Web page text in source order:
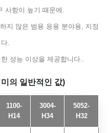
사항이 높기 때문에.
지 않은 범용 응용 분야용, 지정
.
성능 이상을 제공합니다..
의 일반적인 값)
1100-
H14
3004-
H34
5052-
H32